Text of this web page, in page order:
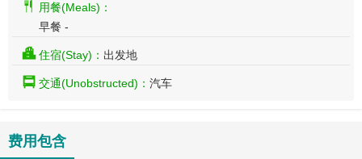
用餐(Meals)：
早餐 -
住宿(Stay)： 出发地
交通(Unobstructed)： 汽车
费用包含